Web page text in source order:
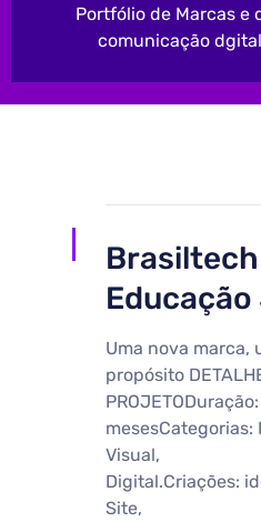
Portfólio de Marcas e
comunicação
Educação
Uma nova marca,
propósito
Visual,
Digital.Criações:
Site,